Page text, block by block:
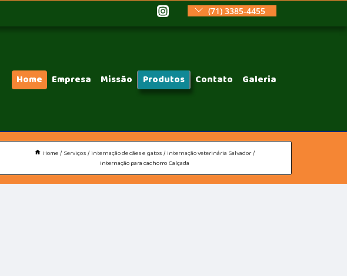
(71) 3385-4455
Home Empresa Missão Produtos Contato Galeria
Home Serviços internação de cães e gatos internação veterinária Salvador
internação para cachorro Calçada